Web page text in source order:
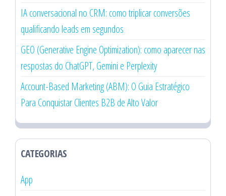
IA conversacional no CRM: como triplicar conversões
qualificando leads em segundos
GEO (Generative Engine Optimization): como aparecer nas
respostas do ChatGPT, Gemini e Perplexity
Account-Based Marketing (ABM): O Guia Estratégico
Para Conquistar Clientes B2B de Alto Valor
CATEGORIAS
App